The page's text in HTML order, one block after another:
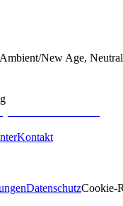
Ambient/New Age,
Kontakt
DatenschutzCookie-